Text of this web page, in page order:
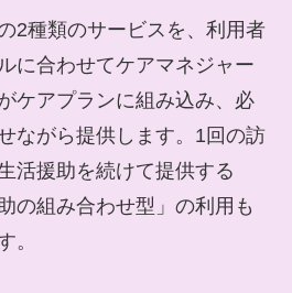
2種類のサービスを、利用者
に合わせてケアマネジャー
ケアプランに組み込み、必
ながら提供します。1回の訪
活援助を続けて提供する
の組み合わせ型」の利用も
。